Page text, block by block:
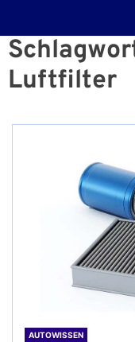
Luftfilter
AUTOWISSEN